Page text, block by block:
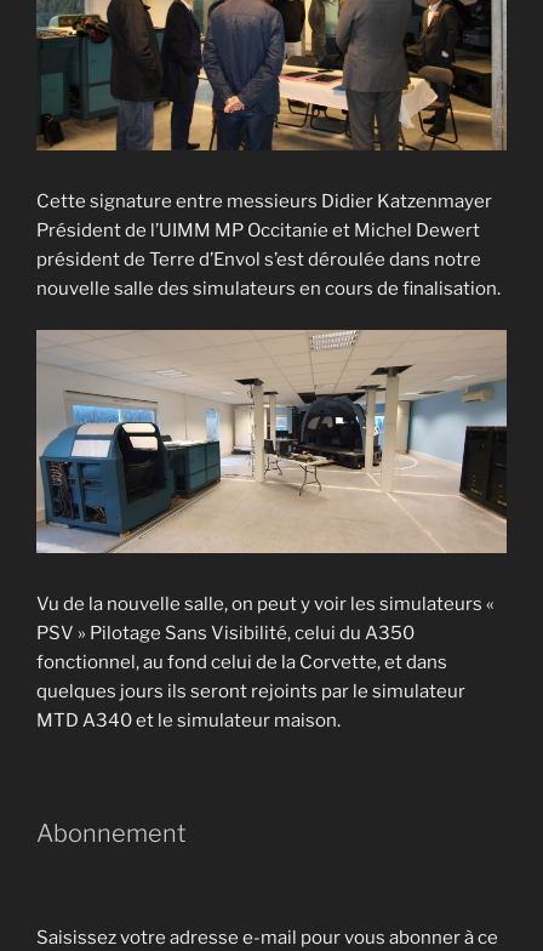
Cette signature entre messieurs Didier Katzenmayer
Président de l’UIMM MP Occitanie et Michel Dewert
président de Terre d’Envol s’est déroulée dans notre
nouvelle salle des simulateurs en cours de finalisation.
Vu de la nouvelle salle, on peut y voir les simulateurs «
PSV » Pilotage Sans Visibilité, celui du A350
fonctionnel, au fond celui de la Corvette, et dans
quelques jours ils seront rejoints par le simulateur
MTD A340 et le simulateur maison.
Abonnement
Saisissez votre adresse e-mail pour vous abonner à ce